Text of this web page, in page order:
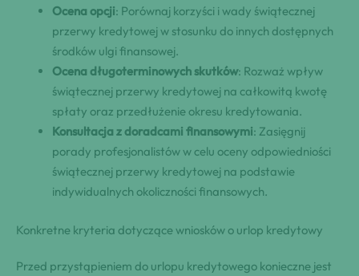
Ocena opcji: Porównaj korzyści i wady świątecznej
przerwy kredytowej w stosunku do innych dostępnych
środków ulgi finansowej.
Ocena długoterminowych skutków: Rozważ wpływ
świątecznej przerwy kredytowej na całkowitą kwotę
spłaty oraz przedłużenie okresu kredytowania.
Konsultacja z doradcami finansowymi: Zasięgnij
porady profesjonalistów w celu oceny odpowiedniości
świątecznej przerwy kredytowej na podstawie
indywidualnych okoliczności finansowych.
Konkretne kryteria dotyczące wniosków o urlop kredytowy
Przed przystąpieniem do urlopu kredytowego konieczne jest